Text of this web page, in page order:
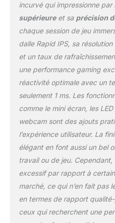
en
de
incurvé qui impressionne par
supérieureet sa précision
chaque session de jeu
dalle Rapid IPS, sa
et un taux de
une performance gaming
réactivité optimale avec un
seulement 1 ms. Les
comme le mini écran, les
webcam sont des ajouts
l’expérience utilisateur. La
élégant en font aussi un bel
travail ou de jeu.
excessif par rapport à
marché, ce qui n’en fait pas
en termes de rapport
ceux qui recherchent une